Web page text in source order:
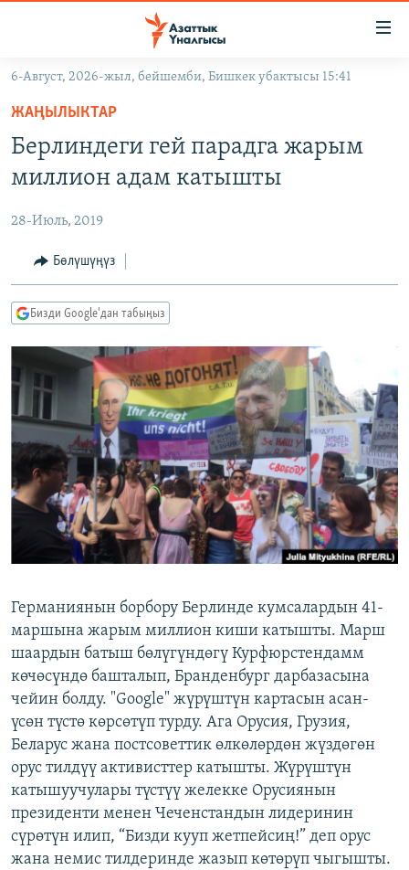
Навигацияга
өтүңүз
Издөөгө
салыңызКЫРГЫЗСТАН
ЭКОНОМИКА
МАДАНИЯТ
ДҮЙНӨ
БОРБОР АЗИЯ
АТАЙЫН ИЛИКТӨӨ
ТВ ПРОГРАММАЛАР
ЭКСПЕРТТЕР ТАЛДАЙТ
БИЗ ЖАНА ДҮЙНӨ
ДАНИСТЕ
ЭЖЕ-СИҢДИЛЕР
АЗАТТЫК+
ЫҢГАЙСЫЗ СУРООЛОР
ӨЗГӨЧӨ ПИКИР
Русский
ОНЛАЙН ШЕРИНЕ
ЭЕ/АРнун бардык сайттары
6-Август, 2026-жыл, бейшемби, Бишкек убактысы 15:41
ЖАҢЫЛЫКТАР
Берлиндеги гей парадга жарым
миллион адам катышты
28-Июль, 2019
Бөлүшүңүз
Бизди Google'дан табыңыз
Германиянын борбору Берлинде кумсалардын 41-
маршына жарым миллион киши катышты. Марш
шаардын батыш бөлүгүндөгү Курфюрстендамм
көчөсүндө башталып, Бранденбург дарбазасына
чейин болду. "Google" жүрүштүн картасын асан-
үсөн түстө көрсөтүп турду. Ага Орусия, Грузия,
Беларус жана постсоветтик өлкөлөрдөн жүздөгөн
орус тилдүү активисттер катышты. Жүрүштүн
катышуучулары түстүү желекке Орусиянын
президенти менен Чеченстандын лидеринин
сүрөтүн илип, “Бизди кууп жетпейсиң!” деп орус
жана немис тилдеринде жазып көтөрүп чыгышты.